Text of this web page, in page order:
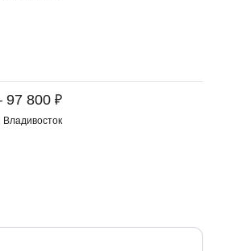
97 800 ₽
Владивосток